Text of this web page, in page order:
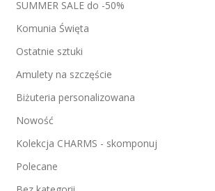
SUMMER SALE do -50%
Komunia Święta
Ostatnie sztuki
Amulety na szczęście
Biżuteria personalizowana
Nowość
Kolekcja CHARMS - skomponuj
Polecane